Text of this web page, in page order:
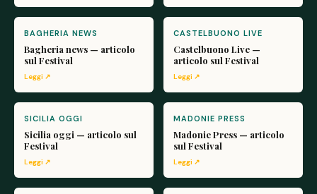
BAGHERIA NEWS
Bagheria news — articolo
sul Festival
Leggi ↗
CASTELBUONO LIVE
Castelbuono Live —
articolo sul Festival
Leggi ↗
SICILIA OGGI
Sicilia oggi — articolo sul
Festival
Leggi ↗
MADONIE PRESS
Madonie Press — articolo
sul Festival
Leggi ↗